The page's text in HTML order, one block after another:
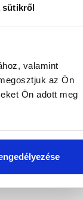
sütikről
valamint
az Ön
Ön adott meg